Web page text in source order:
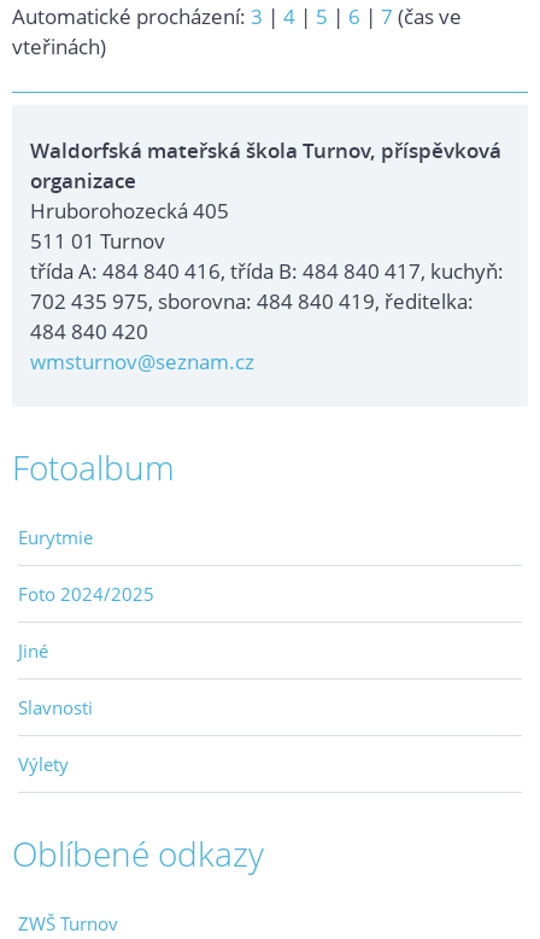
Automatické procházení: 3 | 4 | 5 | 6 | 7 (čas ve
vteřinách)
Waldorfská mateřská škola Turnov, příspěvková
organizace
Hruborohozecká 405
511 01 Turnov
třída A: 484 840 416, třída B: 484 840 417, kuchyň:
702 435 975, sborovna: 484 840 419, ředitelka:
484 840 420
wmsturnov@seznam.cz
Fotoalbum
Eurytmie
Foto 2024/2025
Jiné
Slavnosti
Výlety
Oblíbené odkazy
ZWŠ Turnov